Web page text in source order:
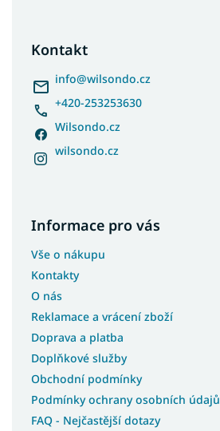
Kontakt
info@wilsondo.cz
+420-253253630
Wilsondo.cz
wilsondo.cz
Informace pro vás
Vše o nákupu
Kontakty
O nás
Reklamace a vrácení zboží
Doprava a platba
Doplňkové služby
Obchodní podmínky
Podmínky ochrany osobních údajů
FAQ - Nejčastější dotazy